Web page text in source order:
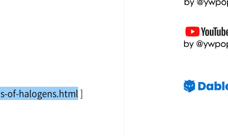
of-halogens.html]